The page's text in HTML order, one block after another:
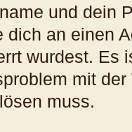
und dein
dich an einen
wurdest. Es
mit
muss.